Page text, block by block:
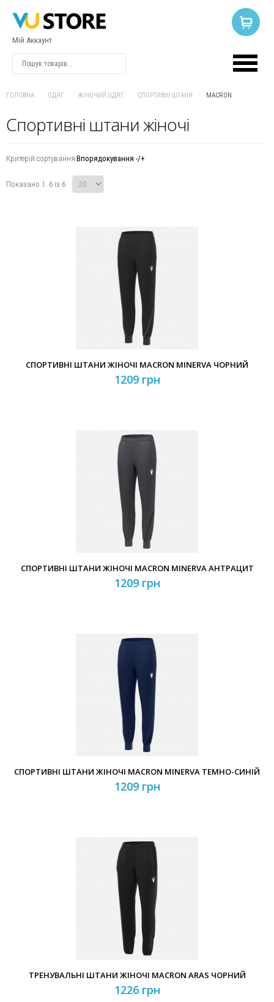
Мій Аккаунт
ГОЛОВНА ОДЯГ ЖІНОЧИЙ ОДЯГ СПОРТИВНІ ШТАНИ MACRON
Спортивні штани жіночі
Критерій сортування Впорядокування -/+
Показано 1. 6 із 6
СПОРТИВНІ ШТАНИ ЖІНОЧІ MACRON MINERVA ЧОРНИЙ
1209 грн
СПОРТИВНІ ШТАНИ ЖІНОЧІ MACRON MINERVA АНТРАЦИТ
1209 грн
СПОРТИВНІ ШТАНИ ЖІНОЧІ MACRON MINERVA ТЕМНО-СИНІЙ
1209 грн
ТРЕНУВАЛЬНІ ШТАНИ ЖІНОЧІ MACRON ARAS ЧОРНИЙ
1226 грн
ВХІД
Логін
Пароль
Забули свій пароль? Забули свій логін?